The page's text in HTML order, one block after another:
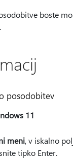
boste
posodobitev
11
meni, v iskalno
tipko Enter.